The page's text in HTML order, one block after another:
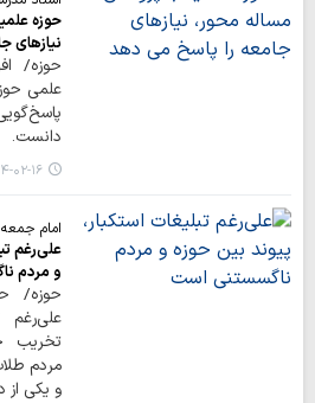
حوزه
نیازهای
حوزه/
علمی
دانست.
۱۴۰۴-۰۲-
امام
علی‌رغم
و مردم
حوزه/
علی‌رغم
تخریب
مردم
و یکی از